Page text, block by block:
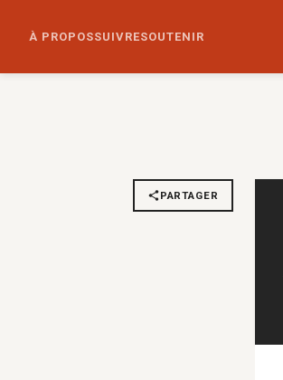
À PROPOSSUIVRESOUTENIR
PARTAGER